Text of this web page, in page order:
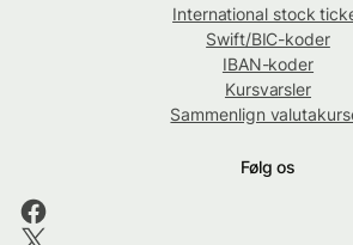
International stock
Swift/BIC-koder
IBAN-koder
Kursvarsler
Sammenlign
Følg os